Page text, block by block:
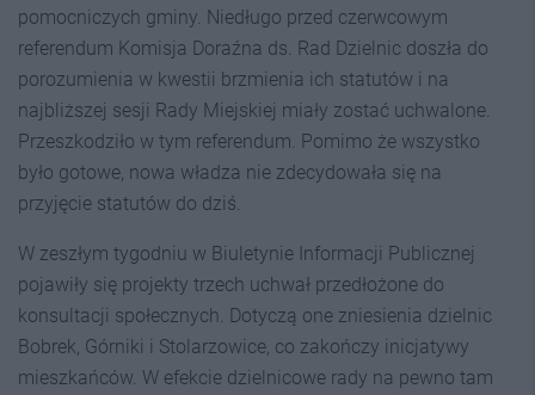
pomocniczych gminy. Niedługo przed czerwcowym
referendum Komisja Doraźna ds. Rad Dzielnic doszła do
porozumienia w kwestii brzmienia ich statutów i na
najbliższej sesji Rady Miejskiej miały zostać uchwalone.
Przeszkodziło w tym referendum. Pomimo że wszystko
było gotowe, nowa władza nie zdecydowała się na
przyjęcie statutów do dziś.
W zeszłym tygodniu w Biuletynie Informacji Publicznej
pojawiły się projekty trzech uchwał przedłożone do
konsultacji społecznych. Dotyczą one zniesienia dzielnic
Bobrek, Górniki i Stolarzowice, co zakończy inicjatywy
mieszkańców. W efekcie dzielnicowe rady na pewno tam